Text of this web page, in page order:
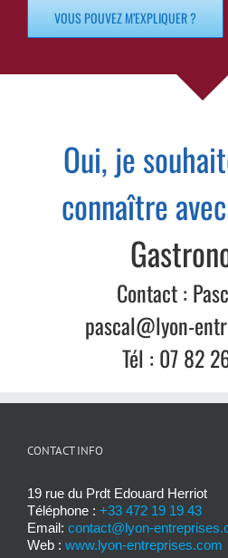
VOUS POUVEZ M’EXPLIQUER ?
Oui, je
connaître
Contact :
pascal@lyon-
Tél : 07 82
CONTACT INFO
19 rue du Prdt Edouard Herriot
Téléphone : +33 472 19 19 43
Email: contact@lyon-
Web : www.lyon-entreprises.com